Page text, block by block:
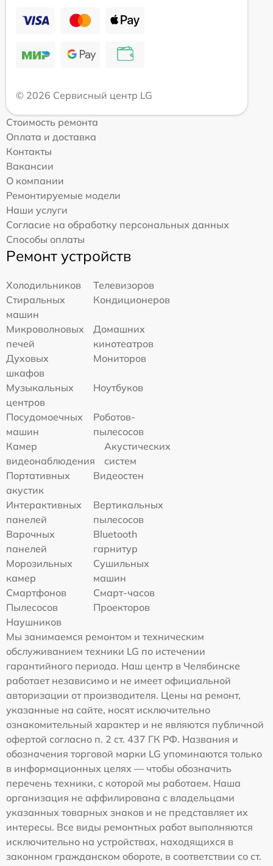
© 2026 Сервисный центр LG
Стоимость ремонта
Оплата и доставка
Контакты
Вакансии
О компании
Ремонтируемые модели
Наши услуги
Согласие на обработку персональных данных
Способы оплаты
Ремонт устройств
Холодильников
Телевизоров
Стиральных
машин
Кондиционеров
Микроволновых
печей
Домашних
кинотеатров
Духовых
шкафов
Мониторов
Музыкальных
центров
Ноутбуков
Посудомоечных
машин
Роботов-
пылесосов
Камер
видеонаблюдения
Акустических
систем
Портативных
акустик
Видеостен
Интерактивных
панелей
Вертикальных
пылесосов
Варочных
панелей
Bluetooth
гарнитур
Морозильных
камер
Сушильных
машин
Смартфонов
Смарт-часов
Пылесосов
Проекторов
Наушников
Мы занимаемся ремонтом и техническим
обслуживанием техники LG по истечении
гарантийного периода. Наш центр в Челябинске
работает независимо и не имеет официальной
авторизации от производителя. Цены на ремонт,
указанные на сайте, носят исключительно
ознакомительный характер и не являются публичной
офертой согласно п. 2 ст. 437 ГК РФ. Названия и
обозначения торговой марки LG упоминаются только
в информационных целях — чтобы обозначить
перечень техники, с которой мы работаем. Наша
организация не аффилирована с владельцами
указанных товарных знаков и не представляет их
интересы. Все виды ремонтных работ выполняются
исключительно на устройствах, находящихся в
законном гражданском обороте, в соответствии со ст.